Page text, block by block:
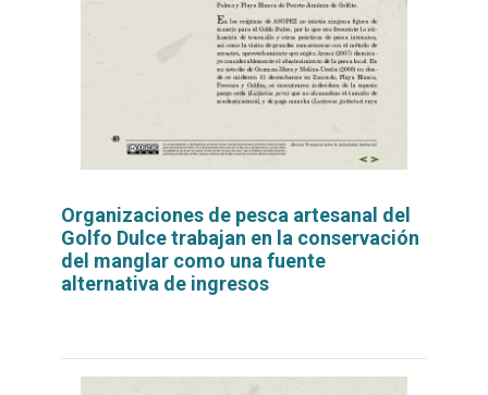
Organizaciones de pesca artesanal del
Golfo Dulce trabajan en la conservación
del manglar como una fuente
alternativa de ingresos